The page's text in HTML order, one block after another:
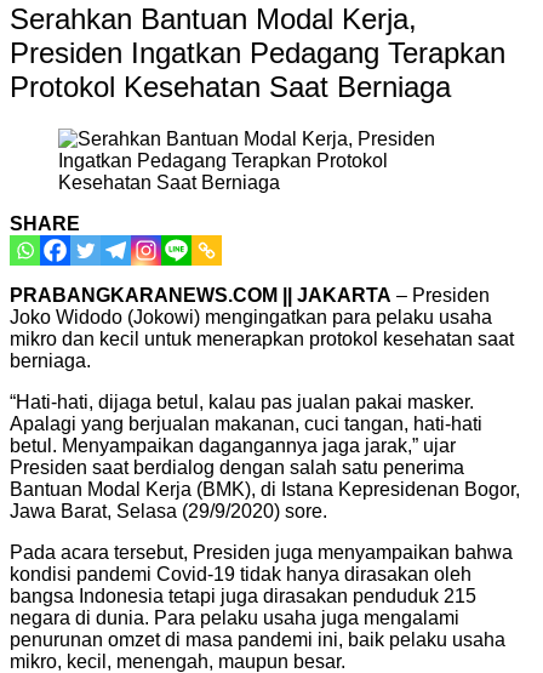
Serahkan Bantuan Modal Kerja,
Presiden Ingatkan Pedagang Terapkan
Protokol Kesehatan Saat Berniaga
SHARE
PRABANGKARANEWS.COM || JAKARTA – Presiden
Joko Widodo (Jokowi) mengingatkan para pelaku usaha
mikro dan kecil untuk menerapkan protokol kesehatan saat
berniaga.
“Hati-hati, dijaga betul, kalau pas jualan pakai masker.
Apalagi yang berjualan makanan, cuci tangan, hati-hati
betul. Menyampaikan dagangannya jaga jarak,” ujar
Presiden saat berdialog dengan salah satu penerima
Bantuan Modal Kerja (BMK), di Istana Kepresidenan Bogor,
Jawa Barat, Selasa (29/9/2020) sore.
Pada acara tersebut, Presiden juga menyampaikan bahwa
kondisi pandemi Covid-19 tidak hanya dirasakan oleh
bangsa Indonesia tetapi juga dirasakan penduduk 215
negara di dunia. Para pelaku usaha juga mengalami
penurunan omzet di masa pandemi ini, baik pelaku usaha
mikro, kecil, menengah, maupun besar.